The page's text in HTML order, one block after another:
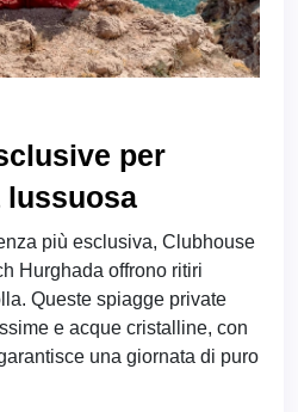
per
lussuosa
più esclusiva, Clubhouse
Hurghada offrono ritiri
Queste spiagge private
e acque cristalline, con
una giornata di puro